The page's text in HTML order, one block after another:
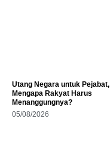
Utang Negara untuk Pejabat,
Mengapa Rakyat Harus
Menanggungnya?
05/08/2026